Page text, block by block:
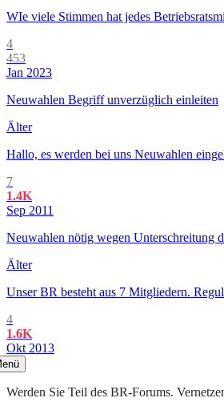
WIe viele Stimmen hat jedes
4
453
Jan 2023
Neuwahlen Begriff unverzüglich einleiten
Älter
Hallo, es werden bei uns Neuwahlen
7
1.4K
Sep 2011
Neuwahlen nötig wegen Unterschreitung
Älter
Unser BR besteht aus 7 Mitgliedern.
4
1.6K
Okt 2013
Werden Sie Teil des BR-Forums.